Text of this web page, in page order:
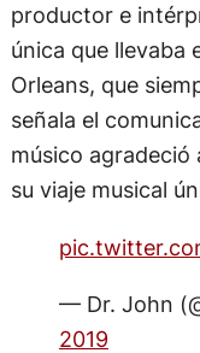
productor e
única que llevaba
Orleans, que
señala el
músico agradeció
su viaje musical
— Dr. John
2019